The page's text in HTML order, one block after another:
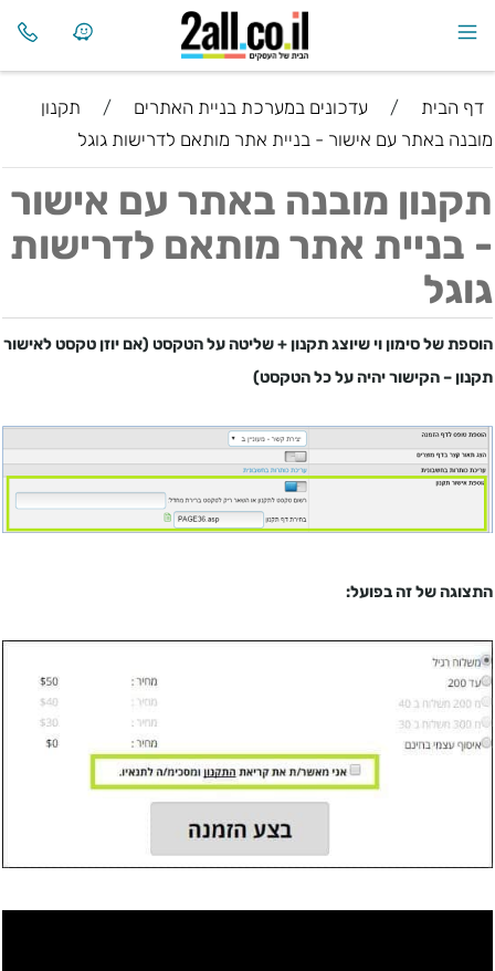
דף הבית / עדכונים במערכת בניית האתרים /
תקנון
מובנה באתר עם אישור - בניית אתר מותאם לדרישות גוגל
תקנון מובנה באתר עם אישור
- בניית אתר מותאם לדרישות
גוגל
הוספת של סימון וי שיוצג תקנון + שליטה על הטקסט (אם יוזן טקסט לאישור
תקנון – הקישור יהיה על כל הטקסט)
התצוגה של זה בפועל: